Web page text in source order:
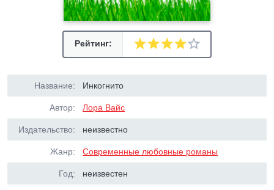
Рейтинг:
Название: Инкогнито
Автор: Лора Вайс
Издательство: неизвестно
Жанр: Современные любовные романы
Год: неизвестен